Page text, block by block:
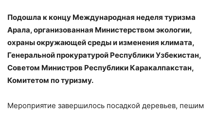
Подошла к концу Международная неделя туризма
Арала, организованная Министерством экологии,
охраны окружающей среды и изменения климата,
Генеральной прокуратурой Республики Узбекистан,
Советом Министров Республики Каракалпакстан,
Комитетом по туризму.
Мероприятие завершилось посадкой деревьев, пешим